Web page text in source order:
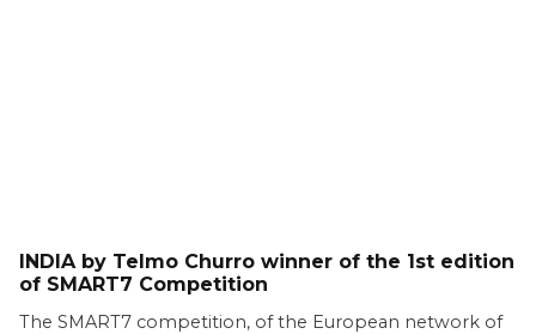
INDIA by Telmo Churro winner of the 1st edition
of SMART7 Competition
The SMART7 competition, of the European network of